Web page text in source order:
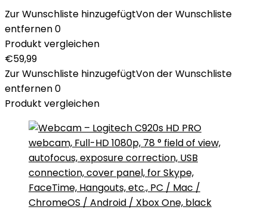
Zur Wunschliste hinzugefügtVon der Wunschliste
entfernen0
Produkt vergleichen
€59,99
Zur Wunschliste hinzugefügtVon der Wunschliste
entfernen0
Produkt vergleichen